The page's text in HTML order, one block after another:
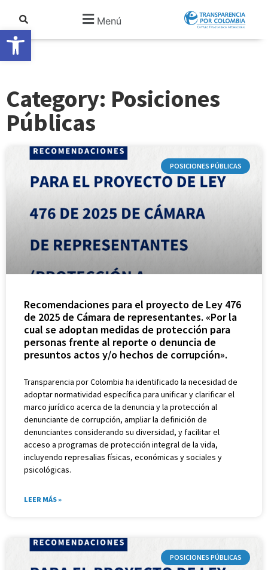
Abrir barra de herramientas
Menú
Category: Posiciones
Públicas
POSICIONES PÚBLICAS
Recomendaciones para el proyecto de Ley 476
de 2025 de Cámara de representantes. «Por la
cual se adoptan medidas de protección para
personas frente al reporte o denuncia de
presuntos actos y/o hechos de corrupción».
Transparencia por Colombia ha identificado la necesidad de
adoptar normatividad específica para unificar y clarificar el
marco jurídico acerca de la denuncia y la protección al
denunciante de corrupción, ampliar la definición de
denunciantes considerando su diversidad, y facilitar el
acceso a programas de protección integral de la vida,
incluyendo represalias físicas, económicas y sociales y
psicológicas.
LEER MÁS »
POSICIONES PÚBLICAS